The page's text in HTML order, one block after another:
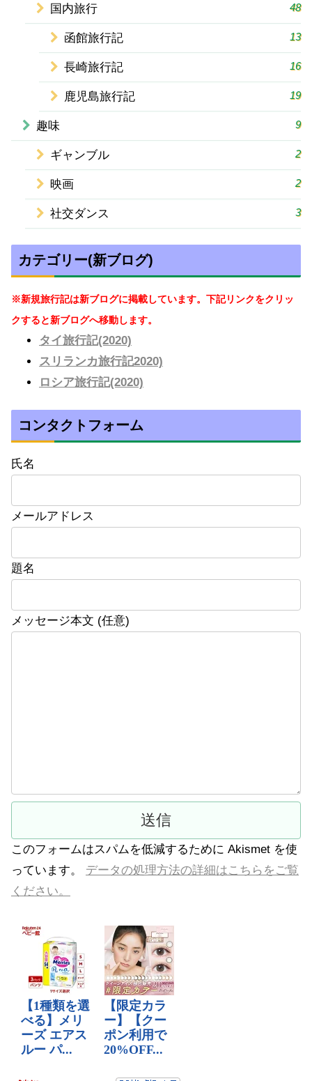
国内旅行 48
函館旅行記 13
長崎旅行記 16
鹿児島旅行記 19
趣味 9
ギャンブル 2
映画 2
社交ダンス 3
カテゴリー(新ブログ)
※新規旅行記は新ブログに掲載しています。下記リンクをクリッ
クすると新ブログへ移動します。
タイ旅行記(2020)
スリランカ旅行記2020)
ロシア旅行記(2020)
コンタクトフォーム
氏名
メールアドレス
題名
メッセージ本文 (任意)
このフォームはスパムを低減するために Akismet を使
っています。 データの処理方法の詳細はこちらをご覧
ください。